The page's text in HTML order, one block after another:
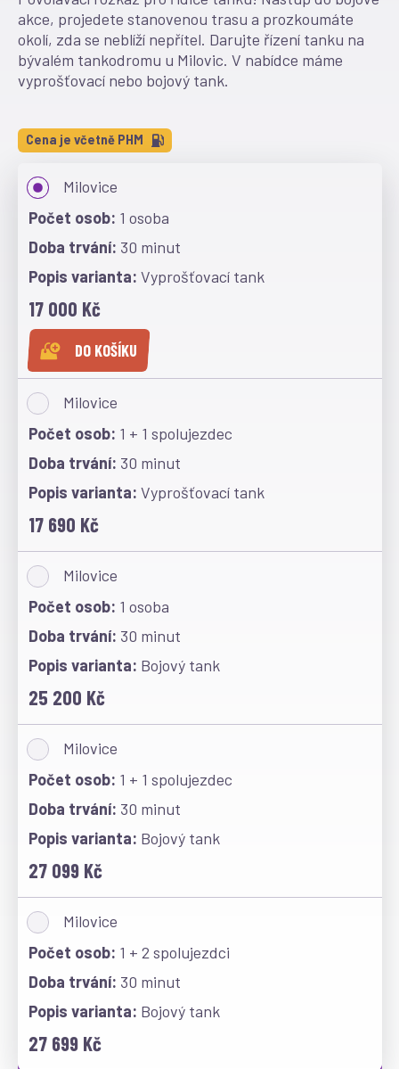
akce, projedete stanovenou trasu a prozkoumáte
okolí, zda se neblíží nepřítel. Darujte řízení tanku na
bývalém tankodromu u Milovic. V nabídce máme
vyprošťovací nebo bojový tank.
Cena je včetně PHM
Milovice
1 osoba
30 minut
Vyprošťovací tank
17 000 Kč
DO KOŠÍKU
Milovice
1 + 1 spolujezdec
30 minut
Vyprošťovací tank
17 690 Kč
Milovice
1 osoba
30 minut
Bojový tank
25 200 Kč
Milovice
1 + 1 spolujezdec
30 minut
Bojový tank
27 099 Kč
Milovice
1 + 2 spolujezdci
30 minut
Bojový tank
27 699 Kč